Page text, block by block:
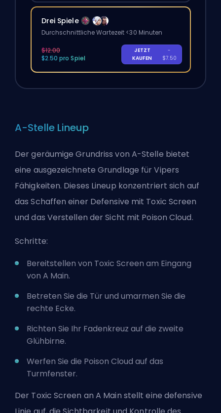
Drei Spiele
Durchschnittliche Wartezeit <30 Minuten
$12.00
$2.50 pro Spiel
JETZT
KAUFEN
-
$7.50
A-Stelle Lineup
Der geräumige Grundriss von A-Stelle bietet
eine ausgezeichnete Grundlage für Vipers
Fähigkeiten. Dieses Lineup konzentriert sich auf
das Schaffen einer Defensive mit Toxic Screen
und das Verstellen der Sicht mit Poison Cloud.
Schritte:
Bereitstellen von Toxic Screen am Eingang
von A Main.
Betreten Sie die Tür und umarmen Sie die
rechte Ecke.
Richten Sie Ihr Fadenkreuz auf die zweite
Glühbirne.
Werfen Sie die Poison Cloud auf das
Turmfenster.
Der Toxic Screen an A Main stellt eine defensive